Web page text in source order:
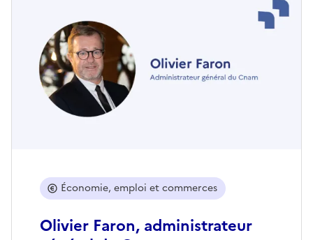
Olivier Faron, administrateur
Économie, emploi et commerces